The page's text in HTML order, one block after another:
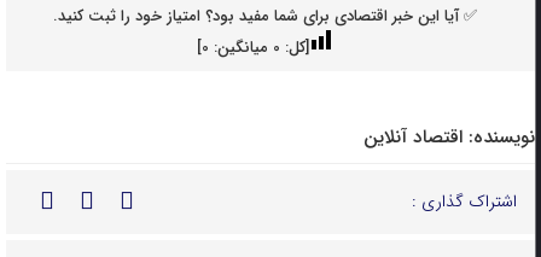
✅ آیا این خبر اقتصادی برای شما مفید بود؟ امتیاز خود را ثبت کنید.
[کل: 0میانگین: 0
]
نویسنده: اقتصاد آنلاین
اشتراک گذاری :